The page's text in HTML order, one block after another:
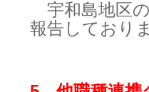
宇和島地区
報告しており